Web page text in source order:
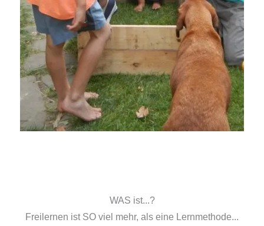
WAS ist...?
Freilernen ist SO viel mehr, als eine Lernmethode...